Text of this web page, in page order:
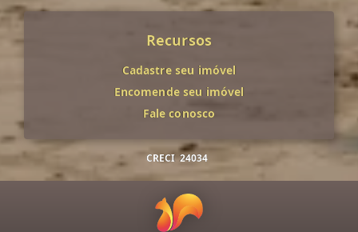
Recursos
Cadastre seu imóvel
Encomende seu imóvel
Fale conosco
CRECI 24034